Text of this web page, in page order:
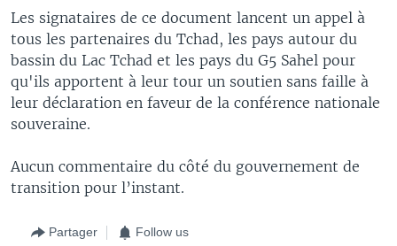
Les signataires de ce document lancent un appel à
tous les partenaires du Tchad, les pays autour du
bassin du Lac Tchad et les pays du G5 Sahel pour
qu'ils apportent à leur tour un soutien sans faille à
leur déclaration en faveur de la conférence nationale
souveraine.
Aucun commentaire du côté du gouvernement de
transition pour l’instant.
Partager Follow us